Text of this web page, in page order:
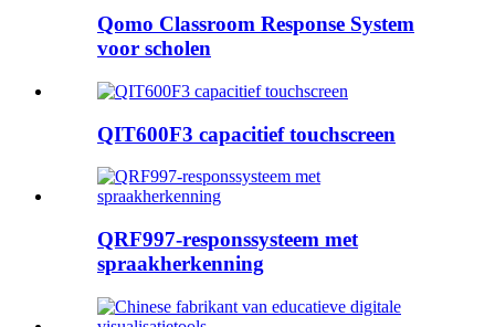
Qomo Classroom Response System
voor scholen
QIT600F3 capacitief touchscreen
QRF997-responssysteem met
spraakherkenning